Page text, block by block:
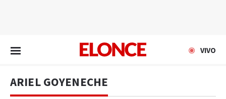
VIVO
ARIEL GOYENECHE